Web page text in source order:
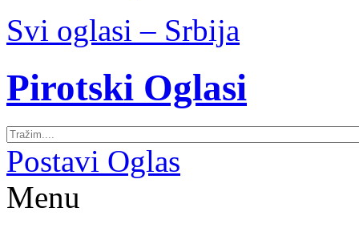
Svi oglasi – Srbija
Pirotski Oglasi
Postavi Oglas
Menu